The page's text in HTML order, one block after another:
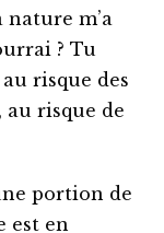
nature m’a
? Tu
risque des
au risque de
portion de
est en